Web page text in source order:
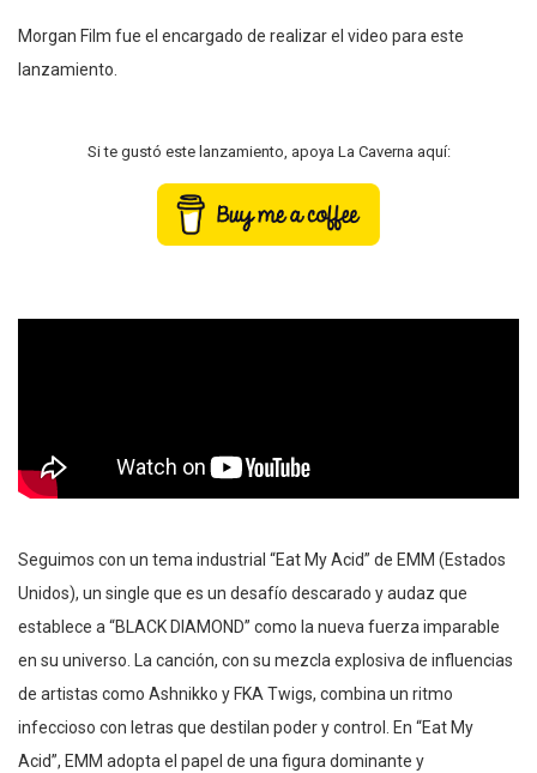
Morgan Film fue el encargado de realizar el video para este
lanzamiento.
Si te gustó este lanzamiento, apoya La Caverna aquí:
Seguimos con un tema industrial “Eat My Acid” de EMM (Estados
Unidos), un single que es un desafío descarado y audaz que
establece a “BLACK DIAMOND” como la nueva fuerza imparable
en su universo. La canción, con su mezcla explosiva de influencias
de artistas como Ashnikko y FKA Twigs, combina un ritmo
infeccioso con letras que destilan poder y control. En “Eat My
Acid”, EMM adopta el papel de una figura dominante y